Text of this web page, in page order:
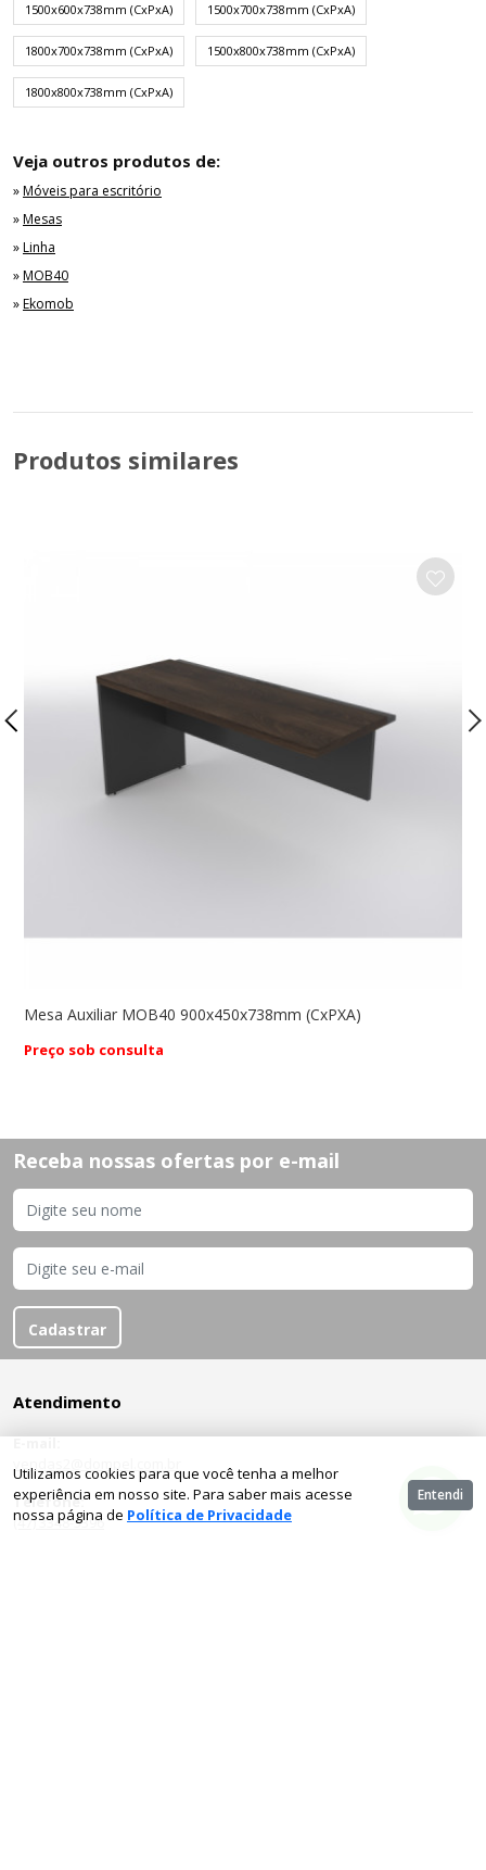
1500x600x738mm (CxPxA) 1500x700x738mm (CxPxA)
1800x700x738mm (CxPxA) 1500x800x738mm (CxPxA)
1800x800x738mm (CxPxA)
Veja outros produtos de:
»Móveis para escritório
»Mesas
»Linha
»MOB40
»Ekomob
Produtos similares
Mesa Auxiliar MOB40 900x450x738mm (CxPXA)
Preço sob consulta
Receba nossas ofertas por e-mail
Cadastrar
Atendimento
E-mail:
vendas2@dompel.com.br
Telefone:
(47) 3348-3396
Utilizamos cookies para que você tenha a melhor
experiência em nosso site. Para saber mais acesse
nossa página de Política de Privacidade
Entendi